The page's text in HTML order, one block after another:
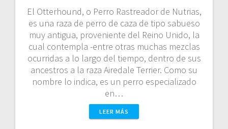
El Otterhound, o Perro Rastreador de Nutrias,
es una raza de perro de caza de tipo sabueso
muy antigua, proveniente del Reino Unido, la
cual contempla -entre otras muchas mezclas
ocurridas a lo largo del tiempo, dentro de sus
ancestros a la raza Airedale Terrier. Como su
nombre lo indica, es un perro especializado
en…
LEER MÁS